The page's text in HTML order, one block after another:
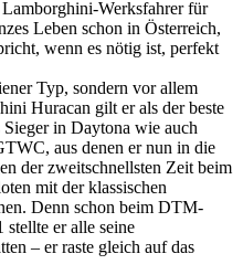
Werksfahrer für
Leben schon in Österreich,
wenn es nötig ist, perfekt
Typ, sondern vor allem
Huracan gilt er als der beste
in Daytona wie auch
aus denen er nun in die
der zweitschnellsten Zeit beim
mit der klassischen
Denn schon beim DTM-
stellte er alle seine
– er raste gleich auf das